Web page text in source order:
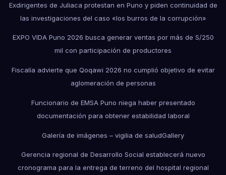
Exdirigentes de Juliaca protestan en Puno y piden continuidad de
las investigaciones del caso «los burros de la corrupción»
EXPO VIDA Puno 2026 busca generar ventas por más de S/250
mil con participación de productores
Fiscalía advierte que Qoqawi 2026 no cumplió objetivo de evitar
aglomeración de personas
Funcionario de EMSA Puno niega haber presentado
documentación para obtener estabilidad laboral
Galería de imágenes – vigilia de saludGallery
Gerencia regional de Desarrollo Social establecerá nuevo
cronograma para la entrega de terreno del hospital regional